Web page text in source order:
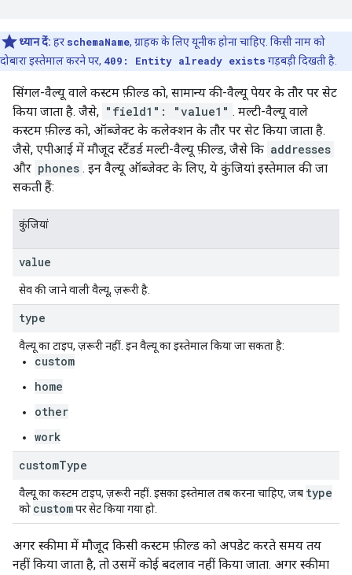
ध्यान दें: हर schemaName, ग्राहक के लिए यूनीक होना चाहिए. किसी नाम को
दोबारा इस्तेमाल करने पर, 409: Entity already exists गड़बड़ी दिखती है.
सिंगल-वैल्यू वाले कस्टम फ़ील्ड को, सामान्य की-वैल्यू पेयर के तौर पर सेट
किया जाता है. जैसे, "field1": "value1" . मल्टी-वैल्यू वाले
कस्टम फ़ील्ड को, ऑब्जेक्ट के कलेक्शन के तौर पर सेट किया जाता है.
जैसे, एपीआई में मौजूद स्टैंडर्ड मल्टी-वैल्यू फ़ील्ड, जैसे कि addresses
और phones . इन वैल्यू ऑब्जेक्ट के लिए, ये कुंजियां इस्तेमाल की जा
सकती हैं:
कुंजियां
value
सेव की जाने वाली वैल्यू, ज़रूरी है.
type
वैल्यू का टाइप, ज़रूरी नहीं. इन वैल्यू का इस्तेमाल किया जा सकता है:
custom
home
other
work
customType
वैल्यू का कस्टम टाइप, ज़रूरी नहीं. इसका इस्तेमाल तब करना चाहिए, जब type
को customपर सेट किया गया हो.
अगर स्कीमा में मौजूद किसी कस्टम फ़ील्ड को अपडेट करते समय तय
नहीं किया जाता है, तो उसमें कोई बदलाव नहीं किया जाता. अगर स्कीमा